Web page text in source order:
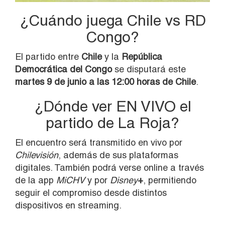
¿Cuándo juega Chile vs RD
Congo?
El partido entre Chiley la República
Democrática del Congose disputará este
martes 9 de junio a las 12:00 horas de Chile.
¿Dónde ver EN VIVO el
partido de La Roja?
El encuentro será transmitido en vivo por
Chilevisión, además de sus plataformas
digitales. También podrá verse online a través
de la app MiCHVy por Disney+, permitiendo
seguir el compromiso desde distintos
dispositivos en streaming.